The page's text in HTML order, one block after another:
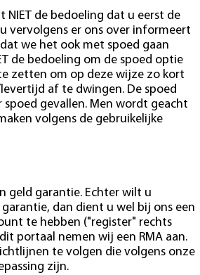
NIET de bedoeling dat u eerst de
vervolgens er ons over informeert
we het ook met spoed gaan
de bedoeling om de spoed optie
zetten om op deze wijze zo kort
af te dwingen. De spoed
gevallen. Men wordt geacht
volgens de gebruikelijke
geld garantie. Echter wilt u
dan dient u wel bij ons een
te hebben ("register" rechts
portaal nemen wij een RMA aan.
te volgen die volgens onze
zijn.